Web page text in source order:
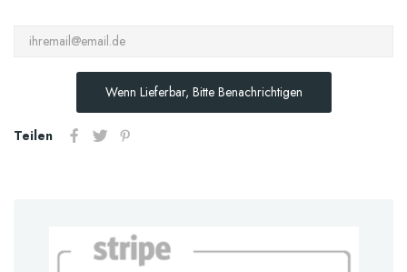
Wenn Lieferbar, Bitte Benachrichtigen
Teilen